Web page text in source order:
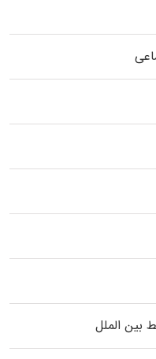
بین الملل